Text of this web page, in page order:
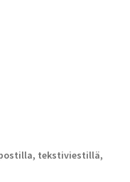
tekstiviestillä,